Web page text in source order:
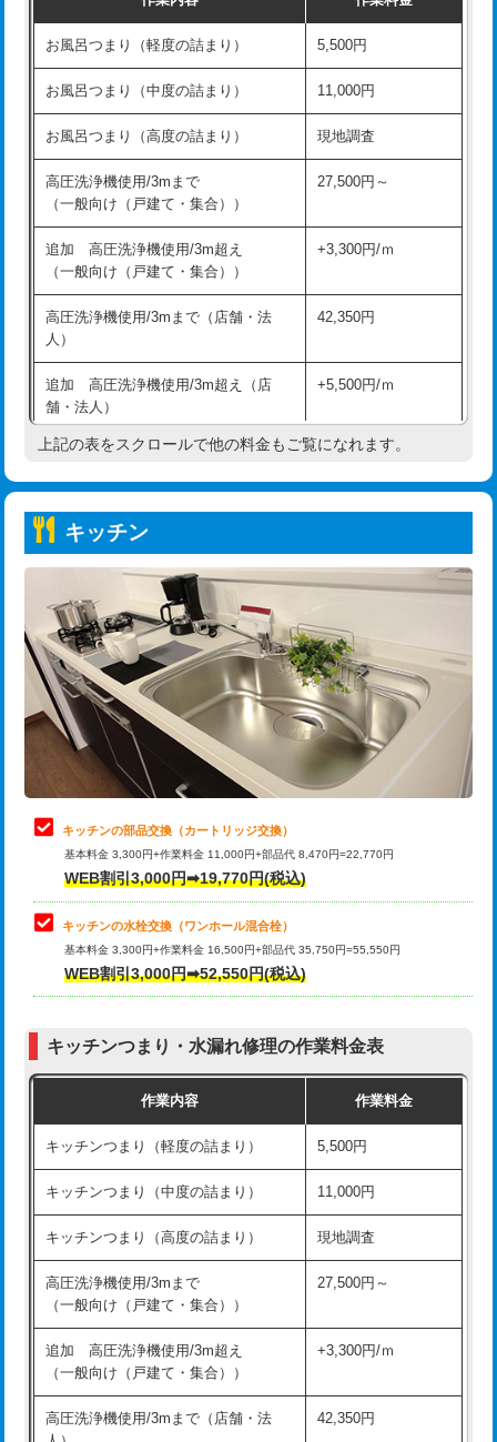
交換・取付(単水栓（壁付・デッキ
式）)
13,200円+材料費
交換・取付(混合水栓（壁付・デッキ
式・ワンホール）)
16,500円+材料費
交換・取付(排水栓・排水トラップ
（P/S/ポップアップ））
22,000円+材料費
交換・取付（その他部品） 11,000円+材料費
持込商品取付（単水栓） 13,200円
持込商品取付（混合水栓）
持込商品取付（浄水器・分岐水栓） 16,500円
持込商品取付（温水洗浄便座） 22,000円
持込商品取付（普通便座⇔温水洗浄便
22,000円
給水管工事※（ホール加工)
給水管工事※（バンド止め) 3,300円
給水管工事※（支持金具設置) 5,500円
給水管工事※（保温材使用（バンド止
め込み）)
5,500円
給水管工事※（土の掘削・埋め戻し作
11,000円
給水管工事※（塩ビ管（VP・HI）使
用/3ｍまで)
給水管工事※（塩ビ管（VP・HI）使
用（追加）/3ｍ超え)
給水管工事※（ライニング鋼管・銅
管・ポリ管・HT管使用/3ｍまで)
44,000円
管・ポリ管・HT管使用/3ｍ超え)
排水管工事（土の掘削・埋め戻し作
11,000円~
排水管工事（排水管工事/3ｍまで） 55,000円
排水管工事（追加 排水管工事/3ｍ超
+11,000円
マス交換（深さ50㎝未満）
マス交換（深さ50㎝以上） 66,000円
コンクリート斫り（厚さ10㎝まで）
お風呂つまり（軽度の詰まり） 5,500円
お風呂つまり（中度の詰まり） 11,000円
お風呂つまり（高度の詰まり） 現地調査
高圧洗浄機使用/3mまで
（一般向け（戸建て・集合））
27,500円～
追加 高圧洗浄機使用/3m超え
（一般向け（戸建て・集合））
+3,300円/ｍ
高圧洗浄機使用/3mまで（店舗・法
人）
42,350円
追加 高圧洗浄機使用/3m超え（店
舗・法人）
+5,500円/ｍ
高度高圧洗浄換 現地調査
トーラー機使用/3mまで
追加トーラー機使用/3m超え +3,300円
カメラ調査 33,000円
桝清掃 8,800円
止水・漏水調査・防水処理・清掃・修
理・調整・分解・加工など（軽作業）
11,000円
止水・漏水調査・防水処理・清掃・修
理・調整・分解・加工など（中作業）
22,000円
止水・漏水調査・防水処理・清掃・修
理・調整・分解・加工など（重作業）
33,000円
お風呂タンク脱着
その他部品の脱着
式・ワンホール）)
交換・取付(排水栓・排水トラップ
22,000円+材料費
持込商品取付（単水栓）
持込商品取付（混合水栓） 16,500円
上記の表をスクロールで他の料金もご覧になれます。
キッチン
キッチンの部品交換（カートリッジ交換）
基本料金 3,300円+作業料金 11,000円+部品代 8,470円=22,770円
WEB割引3,000円➡19,770円(税込)
キッチンの水栓交換（ワンホール混合栓）
基本料金 3,300円+作業料金 16,500円+部品代 35,750円=55,550円
WEB割引3,000円➡52,550円(税込)
キッチンつまり・水漏れ修理の作業料金表
作業内容 作業料金
キッチンつまり（軽度の詰まり） 5,500円
キッチンつまり（中度の詰まり） 11,000円
キッチンつまり（高度の詰まり） 現地調査
高圧洗浄機使用/3mまで
（一般向け（戸建て・集合））
27,500円～
追加 高圧洗浄機使用/3m超え
（一般向け（戸建て・集合））
+3,300円/ｍ
高圧洗浄機使用/3mまで（店舗・法
42,350円